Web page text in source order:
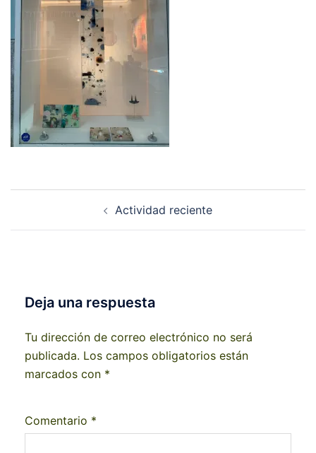
Actividad reciente
Deja una respuesta
Tu dirección de correo electrónico no será
publicada. Los campos obligatorios están
marcados con *
Comentario *